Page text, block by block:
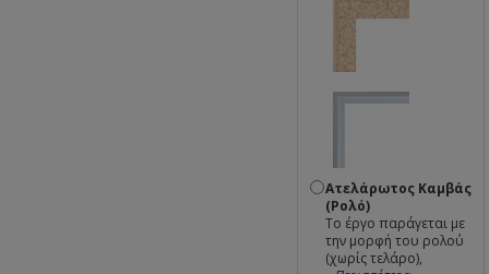
Ατελάρωτος Καμβάς
(Ρολό)
Το έργο παράγεται με
την μορφή του ρολού
(χωρίς τελάρο),